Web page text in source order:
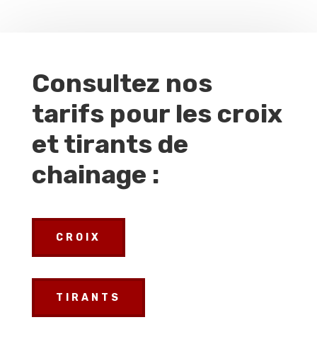
Consultez nos
tarifs pour les croix
et tirants de
chainage :
CROIX
TIRANTS